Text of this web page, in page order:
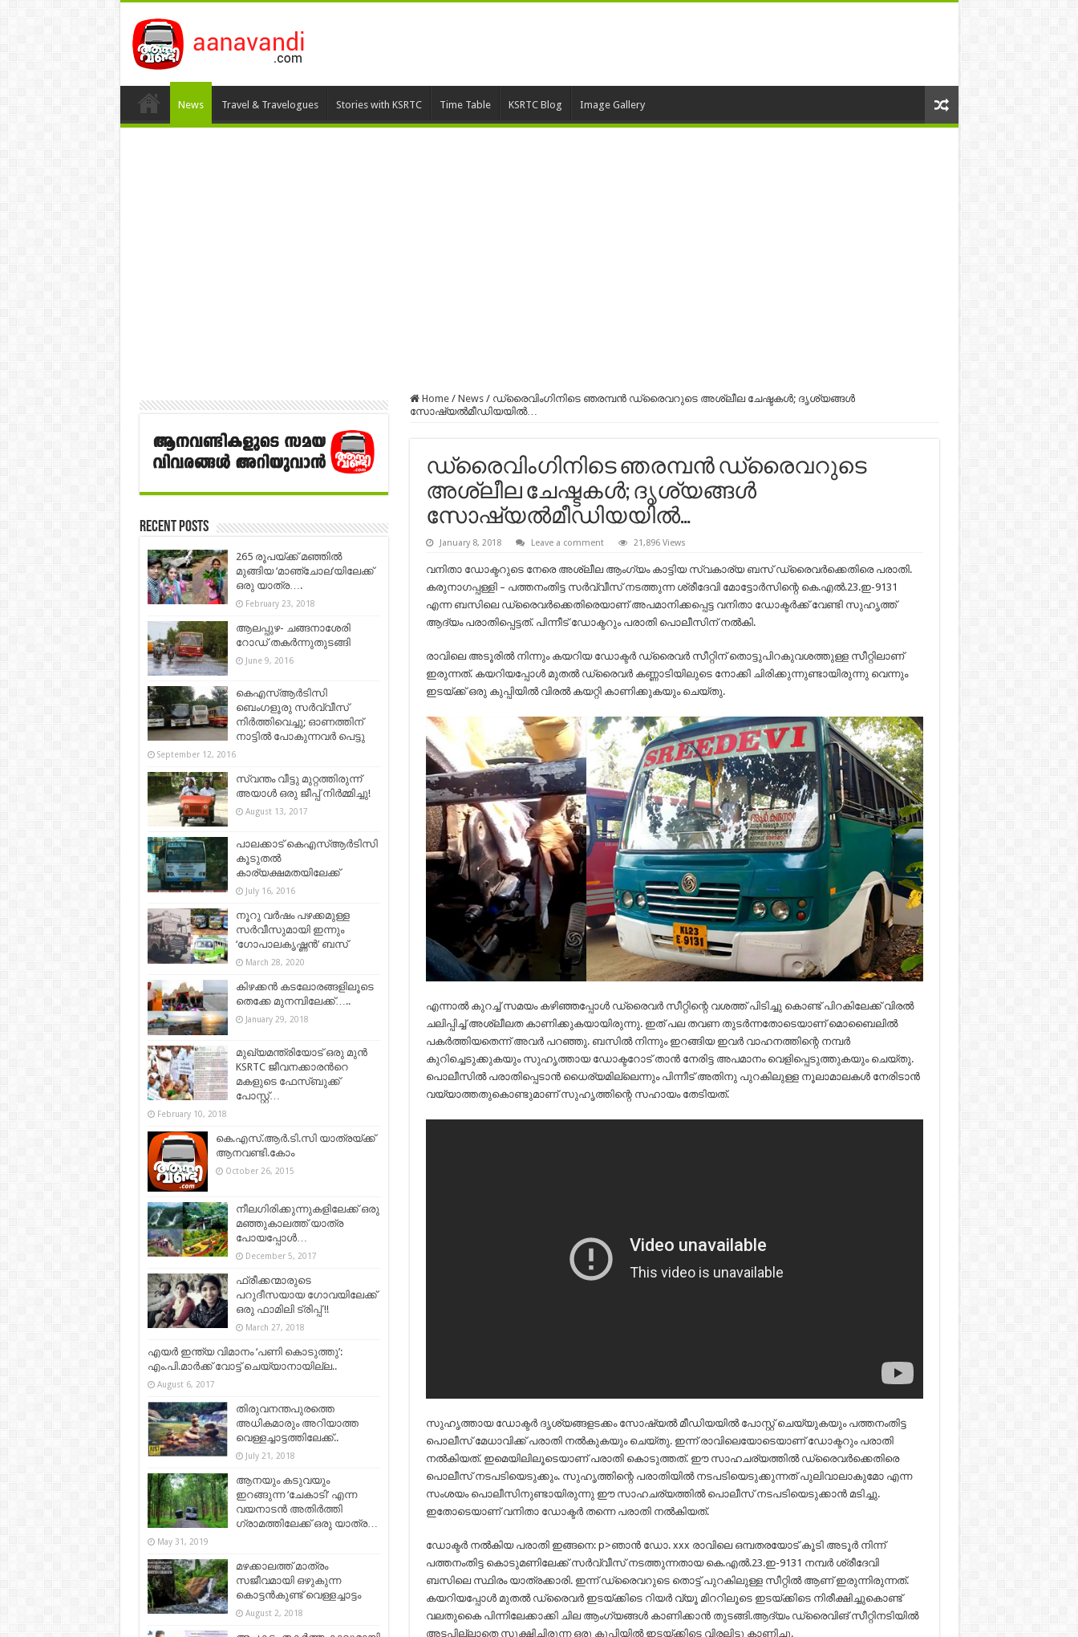
News Travel & Travelogues Stories with KSRTC Time Table KSRTC Blog Image Gallery
Home / News / ഡ്രൈവിംഗിനിടെ ഞരമ്പന്‍ ഡ്രൈവറുടെ അശ്ലീല ചേഷ്ടകള്‍; ദൃശ്യങ്ങള്‍
സോഷ്യല്‍മീഡിയയില്‍…
ഡ്രൈവിംഗിനിടെ ഞരമ്പന്‍ ഡ്രൈവറുടെ
അശ്ലീല ചേഷ്ടകള്‍; ദൃശ്യങ്ങള്‍
സോഷ്യല്‍മീഡിയയില്‍…
January 8, 2018 Leave a comment 21,896 Views
വനിതാ ഡോക്ടറുടെ നേരെ അശ്ലീല ആംഗ്യം കാട്ടിയ സ്വകാര്യ ബസ് ഡ്രൈവർക്കെതിരെ പരാതി.
കരുനാഗപ്പള്ളി – പത്തനംതിട്ട സർവ്വീസ് നടത്തുന്ന ശ്രീദേവി മോട്ടോർസിന്റെ കെ.എൽ.23.ഇ-9131
എന്ന ബസിലെ ഡ്രൈവർക്കെതിരെയാണ് അപമാനിക്കപ്പെട്ട വനിതാ ഡോക്ടർക്ക് വേണ്ടി സുഹൃത്ത്
ആദ്യം പരാതിപ്പെട്ടത്. പിന്നീട് ഡോക്ടറും പരാതി പൊലീസിന് നൽകി.
രാവിലെ അടൂരിൽ നിന്നും കയറിയ ഡോക്ടർ ഡ്രൈവർ സീറ്റിന് തൊട്ടുപിറകുവശത്തുള്ള സീറ്റിലാണ്
ഇരുന്നത്. കയറിയപ്പോൾ മുതൽ ഡ്രൈവർ കണ്ണാടിയിലുടെ നോക്കി ചിരിക്കുന്നുണ്ടായിരുന്നു വെന്നും
ഇടയ്ക്ക് ഒരു കുപ്പിയിൽ വിരൽ കയറ്റി കാണിക്കുകയും ചെയ്തു.
എന്നാൽ കുറച്ച് സമയം കഴിഞ്ഞപ്പോൾ ഡ്രൈവർ സീറ്റിന്റെ വശത്ത് പിടിച്ചു കൊണ്ട് പിറകിലേക്ക് വിരൽ
ചലിപ്പിച്ച് അശ്ലീലത കാണിക്കുകയായിരുന്നു. ഇത് പല തവണ തുടർന്നതോടെയാണ് മൊബൈലിൽ
പകർത്തിയതെന്ന് അവർ പറഞ്ഞു. ബസിൽ നിന്നും ഇറങ്ങിയ ഇവർ വാഹനത്തിന്റെ നമ്പർ
കുറിച്ചെടുക്കുകയും സുഹൃത്തായ ഡോക്ടറോട് താൻ നേരിട്ട അപമാനം വെളിപ്പെടുത്തുകയും ചെയ്തു.
പൊലീസിൽ പരാതിപ്പെടാൻ ധൈര്യമില്ലെന്നും പിന്നീട് അതിനു പുറകിലുള്ള നൂലാമാലകൾ നേരിടാൻ
വയ്യാത്തതുകൊണ്ടുമാണ് സുഹൃത്തിന്റെ സഹായം തേടിയത്.
സുഹൃത്തായ ഡോക്ടർ ദൃശ്യങ്ങളടക്കം സോഷ്യൽ മീഡിയയിൽ പോസ്റ്റ് ചെയ്യുകയും പത്തനംതിട്ട
പൊലീസ് മേധാവിക്ക് പരാതി നൽകുകയും ചെയ്തു. ഇന്ന് രാവിലെയോടെയാണ് ഡോക്ടറും പരാതി
നൽകിയത്. ഇമെയിലിലൂടെയാണ് പരാതി കൊടുത്തത്. ഈ സാഹചര്യത്തിൽ ഡ്രൈവർക്കെതിരെ
പൊലീസ് നടപടിയെടുക്കും. സുഹൃത്തിന്റെ പരാതിയിൽ നടപടിയെടുക്കുന്നത് പുലിവാലാകുമോ എന്ന
സംശയം പൊലീസിനുണ്ടായിരുന്നു ഈ സാഹചര്യത്തിൽ പൊലീസ് നടപടിയെടുക്കാൻ മടിച്ചു.
ഇതോടെയാണ് വനിതാ ഡോക്ടർ തന്നെ പരാതി നൽകിയത്.
ഡോക്ടർ നൽകിയ പരാതി ഇങ്ങനെ: p>ഞാൻ ഡോ. xxx രാവിലെ ഒമ്പതരയോട് കൂടി അടൂർ നിന്ന്
പത്തനംതിട്ട കൊടുമണിലേക്ക് സർവ്വീസ് നടത്തുന്നതായ കെ.എൽ.23.ഇ-9131 നമ്പർ ശ്രീദേവി
ബസിലെ സ്ഥിരം യാത്രക്കാരി. ഇന്ന് ഡ്രൈവറുടെ തൊട്ട് പുറകിലുള്ള സീറ്റിൽ ആണ് ഇരുന്നിരുന്നത്.
കയറിയപ്പോൾ മുതൽ ഡ്രൈവർ ഇടയ്ക്കിടെ റിയർ വ്യൂ മിററിലൂടെ ഇടയ്ക്കിടെ നിരീക്ഷിച്ചുകൊണ്ട്
വലതുകൈ പിന്നിലേക്കാക്കി ചില ആംഗ്യങ്ങൾ കാണിക്കാൻ തുടങ്ങി.ആദ്യം ഡ്രൈവിങ് സീറ്റിനടിയിൽ
അടപ്പില്ലാതെ സൂക്ഷിച്ചിരുന്ന ഒരു കുപ്പിയിൽ ഇടയ്ക്കിടെ വിരലിട്ടു കാണിച്ചു.
Recent Posts
265 രൂപയ്ക്ക് മഞ്ഞിൽ
മുങ്ങിയ ‘മാഞ്ചോല’യിലേക്ക്
ഒരു യാത്ര….
February 23, 2018
ആലപ്പുഴ- ചങ്ങനാശേരി
റോഡ് തകര്‍ന്നുതുടങ്ങി
June 9, 2016
കെഎസ്ആര്‍ടിസി
ബെംഗളൂരു സര്‍വ്വീസ്
നിര്‍ത്തിവെച്ചു; ഓണത്തിന്
നാട്ടില്‍ പോകുന്നവര്‍ പെട്ടു
September 12, 2016
സ്വന്തം വീട്ടു മുറ്റത്തിരുന്ന്
അയാള്‍ ഒരു ജീപ്പ് നിര്‍മ്മിച്ചു!
August 13, 2017
പാലക്കാട് കെഎസ്ആര്‍ടിസി
കൂടുതല്‍
കാര്യക്ഷമതയിലേക്ക്
July 16, 2016
നൂറു വർഷം പഴക്കമുള്ള
സർവീസുമായി ഇന്നും
‘ഗോപാലകൃഷ്ണൻ’ ബസ്
March 28, 2020
കിഴക്കൻ കടലോരങ്ങളിലൂടെ
തെക്കേ മുനമ്പിലേക്ക്…..
January 29, 2018
മുഖ്യമന്ത്രിയോട് ഒരു മുന്‍
KSRTC ജീവനക്കാരന്‍റെ
മകളുടെ ഫേസ്ബുക്ക്
പോസ്റ്റ്…
February 10, 2018
കെ.എസ്.ആര്‍.ടി.സി യാത്രയ്ക്ക്
ആനവണ്ടി.കോം
October 26, 2015
നീലഗിരിക്കുന്നുകളിലേക്ക് ഒരു
മഞ്ഞുകാലത്ത് യാത്ര
പോയപ്പോള്‍…
December 5, 2017
ഫ്രീക്കന്മാരുടെ
പറുദീസയായ ഗോവയിലേക്ക്
ഒരു ഫാമിലി ട്രിപ്പ്‌ !!
March 27, 2018
എയർ ഇന്ത്യ വിമാനം ‘പണി കൊടുത്തു’:
എം.പി.മാര്‍ക്ക് വോട്ട് ചെയ്യാനായില്ല..
August 6, 2017
തിരുവനന്തപുരത്തെ
അധികമാരും അറിയാത്ത
വെള്ളച്ചാട്ടത്തിലേക്ക്..
July 21, 2018
ആനയും കടുവയും
ഇറങ്ങുന്ന ‘ചേകാടി’ എന്ന
വയനാടൻ അതിർത്തി
ഗ്രാമത്തിലേക്ക് ഒരു യാത്ര…
May 31, 2019
മഴക്കാലത്ത് മാത്രം
സജീവമായി ഒഴുകുന്ന
കൊട്ടൻകുണ്ട് വെള്ളച്ചാട്ടം
August 2, 2018